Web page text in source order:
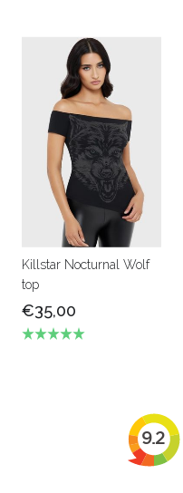
Killstar Nocturnal Wolf
top
€35,00